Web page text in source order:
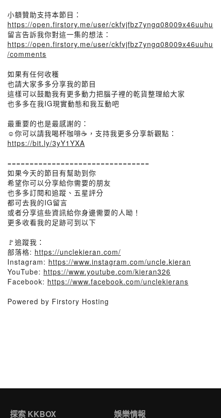
小額贊助支持本節目：
https://open.firstory.me/user/ckfvjfbz7yngq08009x46uuhu
留言告訴我你對這一集的想法：
https://open.firstory.me/user/ckfvjfbz7yngq08009x46uuhu
/comments
如果有任何收穫
也請大家多多分享我的節目
這樣可以鼓勵我有更多動力把腦子裡的乾貨整理給大家
也多多在我IG現實動態和我互動吧
最重要的也是最感謝的：
☺️你可以請我喝杯咖啡☕️，支持我更多分享新觀點：
https://bit.ly/3yY1YXA
================================
如果今天的節目有幫助到你
希望你可以分享給你需要的朋友
也多多訂閱和追蹤、五星評分
都可去我的IG留言
或者分享這些資訊給你身邊需要的人呦！
更多收看我的足跡可到以下
🚩追蹤我：
部落格: https://unclekieran.com/
Instagram: https://www.instagram.com/uncle.kieran
YouTube: https://www.youtube.com/kieran326
Facebook: https://www.facebook.com/unclekierans
Powered by Firstory Hosting
探索 KKBOX 娛樂情報